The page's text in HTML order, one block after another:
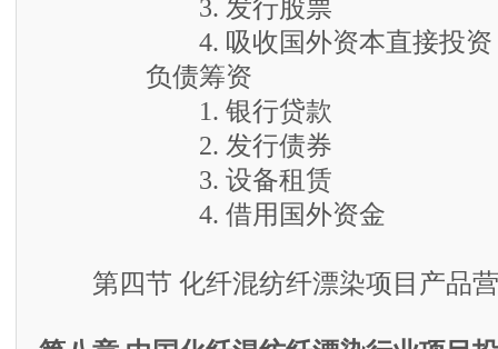
3. 发行股票
4. 吸收国外资本直接投资
负债筹资
1. 银行贷款
2. 发行债券
3. 设备租赁
4. 借用国外资金
第四节 化纤混纺纤漂染项目产品